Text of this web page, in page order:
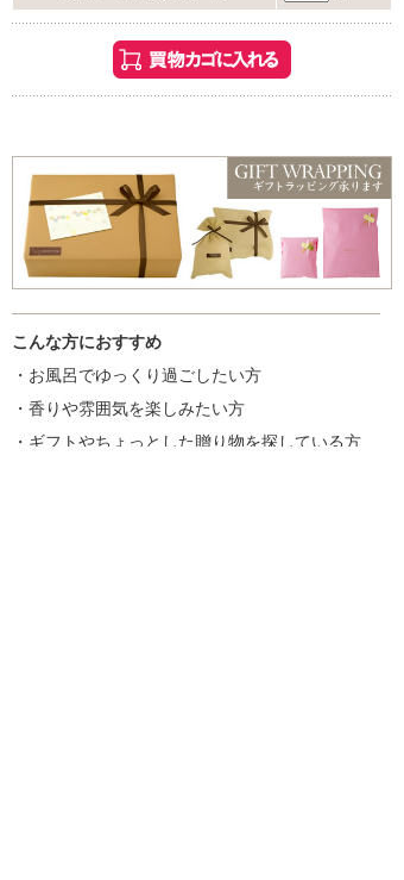
こんな方におすすめ
・お風呂でゆっくり過ごしたい方
・香りや雰囲気を楽しみたい方
・ギフトやちょっとした贈り物を探している方